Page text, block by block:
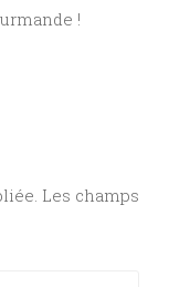
!
Les champs